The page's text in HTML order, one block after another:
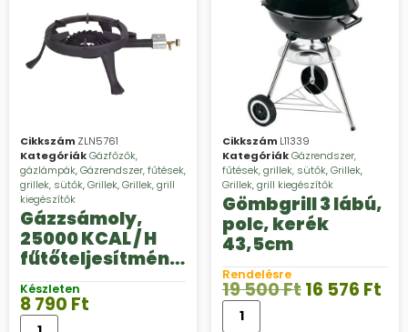
Cikkszám ZLN5761
KategóriákGázfőzők,
gázlámpák,Gázrendszer, fűtések,
grillek, sütők,Grillek,Grillek, grill
kiegészítők
Gázzsámoly,
25000 KCAL / H
fűtőteljesítmény
, fűtési
teljesítmény:
5,8kW, kerek
Készleten
8 790 Ft
Cikkszám L11339
KategóriákGázrendszer,
fűtések, grillek, sütők,Grillek,
Grillek, grill kiegészítők
Gömbgrill 3 lábú,
polc, kerék
43,5cm
Rendelésre
19 500Ft16 576 Ft